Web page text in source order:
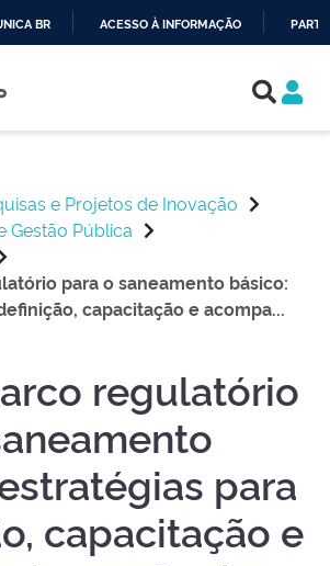
BR ACESSO À INFORMAÇÃO
e Projetos de Inovação
Gestão Pública
para o saneamento básico:
capacitação e acompa...
regulatório
para
capacitação e